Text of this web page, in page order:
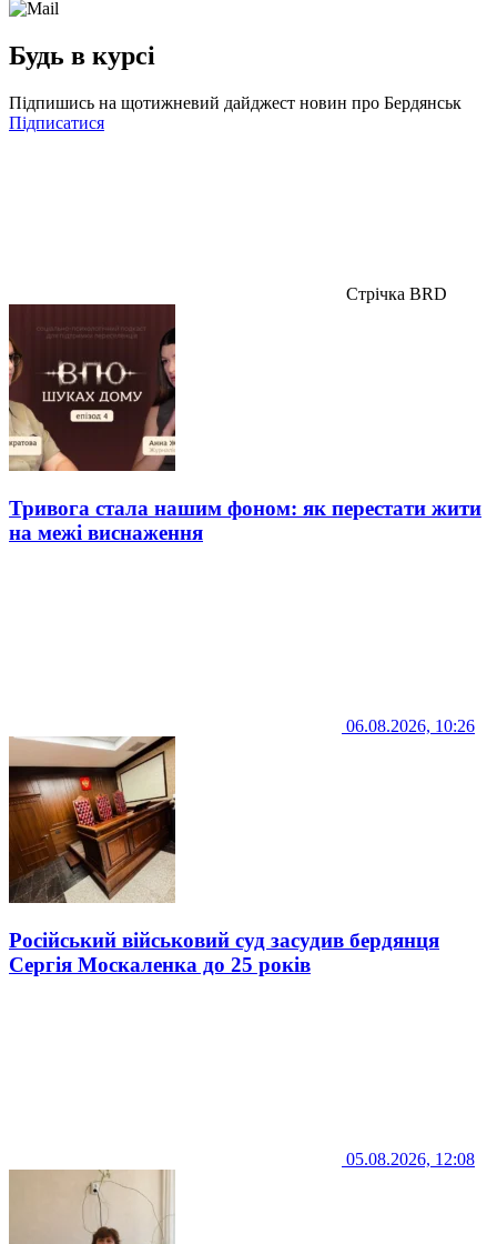
Будь в курсі
Підпишись на щотижневий дайджест новин про Бердянськ
Підписатися
Стрічка BRD
Тривога стала нашим фоном: як перестати жити
на межі виснаження
06.08.2026, 10:26
Російський військовий суд засудив бердянця
Сергія Москаленка до 25 років
05.08.2026, 12:08